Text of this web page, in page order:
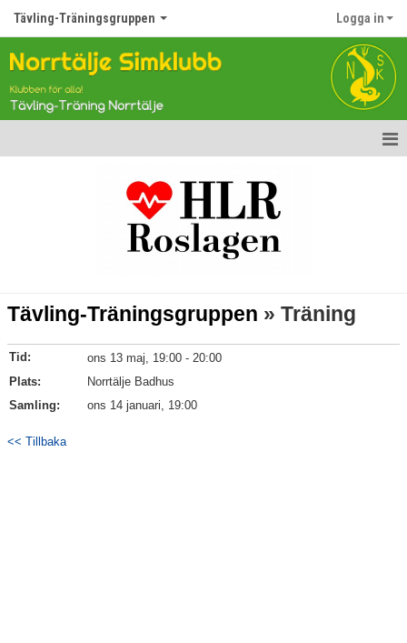
Tävling-Träningsgruppen Logga in
Kontakt
Träningspass
Tävling-Träningsgruppen » Träning
Tid:
ons 13 maj, 19:00 - 20:00
Plats:
Norrtälje Badhus
Samling:
ons 14 januari, 19:00
<< Tillbaka